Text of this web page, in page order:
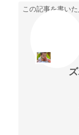
この記事を書いた